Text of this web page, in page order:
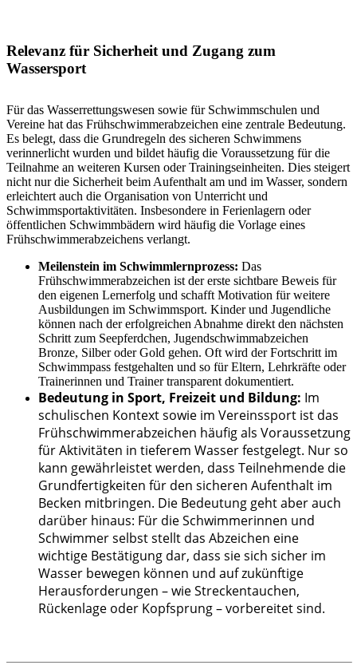
Relevanz für Sicherheit und Zugang zum
Wassersport
Für das Wasserrettungswesen sowie für Schwimmschulen und
Vereine hat das Frühschwimmerabzeichen eine zentrale Bedeutung.
Es belegt, dass die Grundregeln des sicheren Schwimmens
verinnerlicht wurden und bildet häufig die Voraussetzung für die
Teilnahme an weiteren Kursen oder Trainingseinheiten. Dies steigert
nicht nur die Sicherheit beim Aufenthalt am und im Wasser, sondern
erleichtert auch die Organisation von Unterricht und
Schwimmsportaktivitäten. Insbesondere in Ferienlagern oder
öffentlichen Schwimmbädern wird häufig die Vorlage eines
Frühschwimmerabzeichens verlangt.
Meilenstein im Schwimmlernprozess: Das
Frühschwimmerabzeichen ist der erste sichtbare Beweis für
den eigenen Lernerfolg und schafft Motivation für weitere
Ausbildungen im Schwimmsport. Kinder und Jugendliche
können nach der erfolgreichen Abnahme direkt den nächsten
Schritt zum Seepferdchen, Jugend­schwimmabzeichen
Bronze, Silber oder Gold gehen. Oft wird der Fortschritt im
Schwimmpass festgehalten und so für Eltern, Lehrkräfte oder
Trainerinnen und Trainer transparent dokumentiert.
Bedeutung in Sport, Freizeit und Bildung: Im
schulischen Kontext sowie im Vereinssport ist das
Frühschwimmerabzeichen häufig als Voraussetzung
für Aktivitäten in tieferem Wasser festgelegt. Nur so
kann gewährleistet werden, dass Teilnehmende die
Grundfertigkeiten für den sicheren Aufenthalt im
Becken mitbringen. Die Bedeutung geht aber auch
darüber hinaus: Für die Schwimmerinnen und
Schwimmer selbst stellt das Abzeichen eine
wichtige Bestätigung dar, dass sie sich sicher im
Wasser bewegen können und auf zukünftige
Herausforderungen – wie Streckentauchen,
Rückenlage oder Kopfsprung – vorbereitet sind.